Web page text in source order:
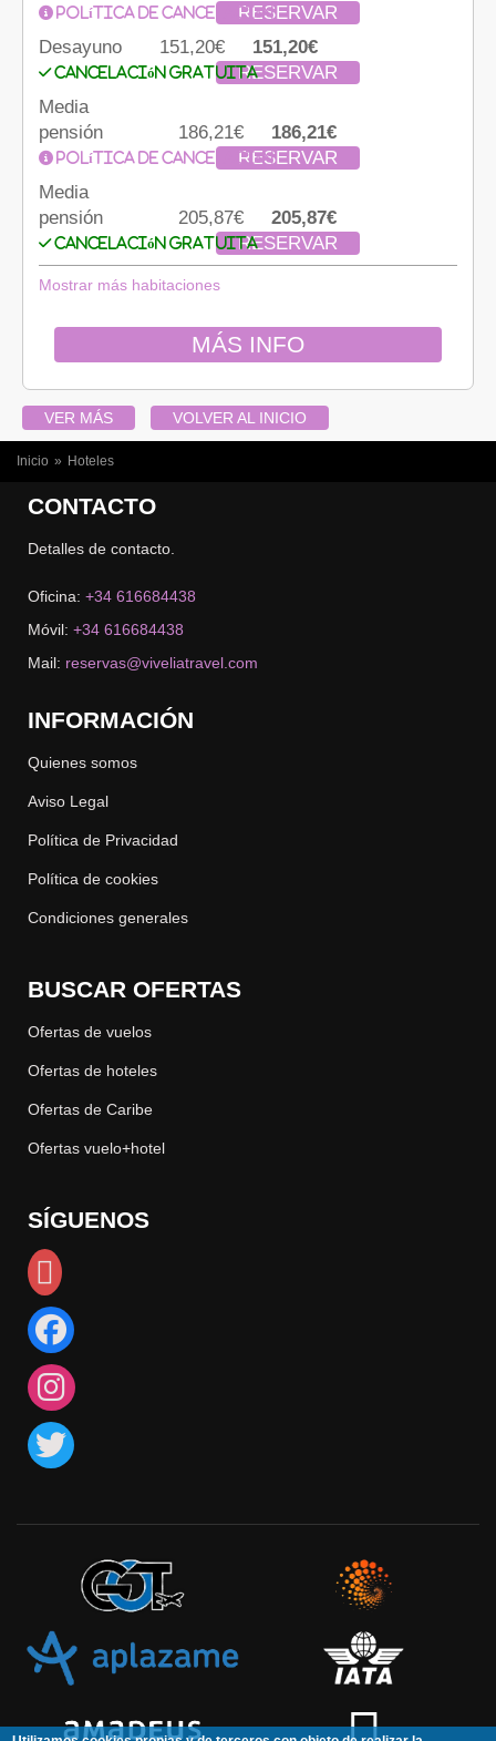
RESERVAR
Política de cancelación
Desayuno 151,20€
151,20€
RESERVAR
Cancelación gratuita
Media
pensión
186,21€
186,21€
RESERVAR
Política de cancelación
Media
pensión
205,87€
205,87€
RESERVAR
Cancelación gratuita
Mostrar más habitaciones
MÁS INFO
VER MÁS VOLVER AL INICIO
USTED ESTÁ AQUÍ
Inicio » Hoteles
CONTACTO
Detalles de contacto.
Oficina: +34 616684438
Móvil: +34 616684438
Mail: reservas@viveliatravel.com
INFORMACIÓN
Quienes somos
Aviso Legal
Política de Privacidad
Política de cookies
Condiciones generales
BUSCAR OFERTAS
Ofertas de vuelos
Ofertas de hoteles
Ofertas de Caribe
Ofertas vuelo+hotel
SÍGUENOS